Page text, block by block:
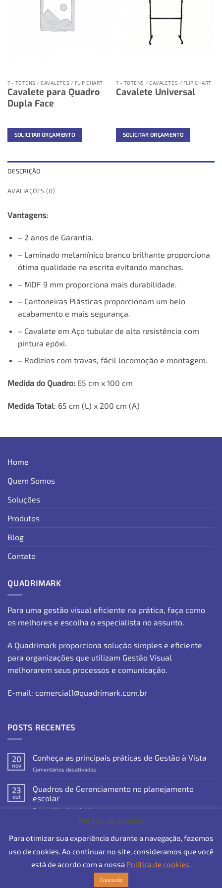
7 - TOTENS / CAVALETES / FLIP CHART
Cavalete para Quadro
Dupla Face
SOLICITAR ORÇAMENTO
7 - TOTENS / CAVALETES / FLIP CHART
Cavalete Universal
SOLICITAR ORÇAMENTO
DESCRIÇÃO
AVALIAÇÕES (0)
Vantagens:
– 2 anos de Garantia.
– Laminado melamínico branco brilhante proporciona
ótima qualidade na escrita evitando manchas.
– MDF 9 mm proporciona mais durabilidade.
– Cantoneiras Plásticas proporcionam um belo
acabamento e mais segurança.
– Cavalete em Aço tubular de alta resistência com
pintura epóxi.
– Rodízios com travas, fácil locomoção e montagem.
Medida do Quadro: 65 cm x 100 cm
Medida Total: 65 cm (L) x 200 cm (A)
Home
Quem Somos
Soluções
Produtos
Blog
Contato
QUADRIMARK
Para uma gestão visual eficiente na prática, faça como
os melhores e escolha o especialista no assunto.
A Quadrimark proporciona solução simples e eficiente
para organizações que utilizam Gestão Visual
melhorarem seus processos e comunicação.
E-mail: comercial1@quadrimark.com.br
POSTS RECENTES
20
nov
Conheça as principais práticas de Gestão à Vista
Comentários desativados
principais
Gestão
Vista
23
out
Quadros de Gerenciamento no planejamento
escolar
Comentários desativados
Quadros
Gerenciamento
no
planejamento
set
Gestão à Vista
Comentários desativados em
da
visual
Feito com Carinho por:
Política de cookies
Para otimizar sua experiência durante a navegação, fazemos
uso de cookies. Ao continuar no site, consideramos que você
está de acordo com a nossa Política de cookies.
Concordo